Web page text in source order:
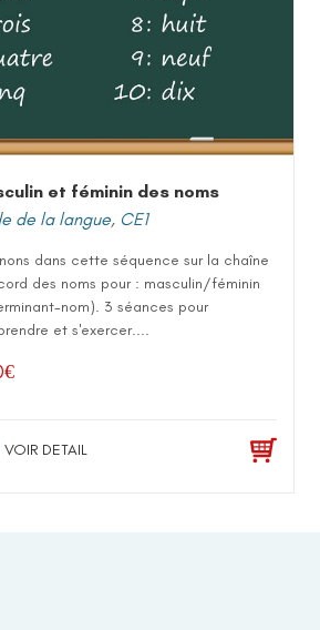
et féminin des noms
de la langue, CE1
dans cette séquence sur la chaîne
des noms pour : masculin/féminin
nom). 3 séances pour
et s'exercer....
€
VOIR DETAIL